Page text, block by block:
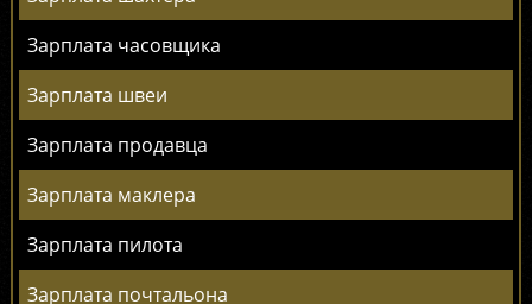
Зарплата часовщика
Зарплата швеи
Зарплата продавца
Зарплата маклера
Зарплата пилота
Зарплата почтальона